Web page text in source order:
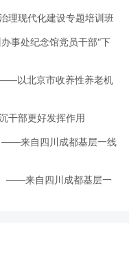
理现代化建设专题培训班
事处纪念馆党员干部“下
以北京市收养性养老机
干部更好发挥作用
——来自四川成都基层一线
——来自四川成都基层一